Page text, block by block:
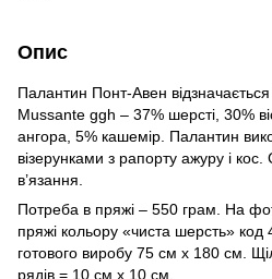
Опис
Палантин Понт-Авен
Mussante ggh – 37% шерсті, 30%
ангора, 5% кашемір. Палантин
візерунками з рапорту ажуру і кос.
в’язання.
Потреба в пряжі – 550 грам. На
пряжі кольору «чиста шерсть» код
готового виробу 75 см х 180 см.
рядів = 10 см х 10 см.